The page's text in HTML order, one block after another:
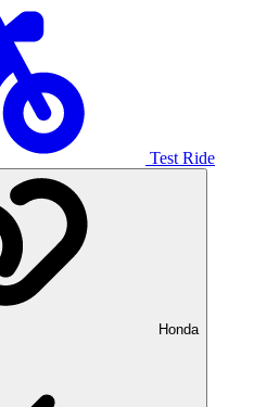
Test Ride
Honda